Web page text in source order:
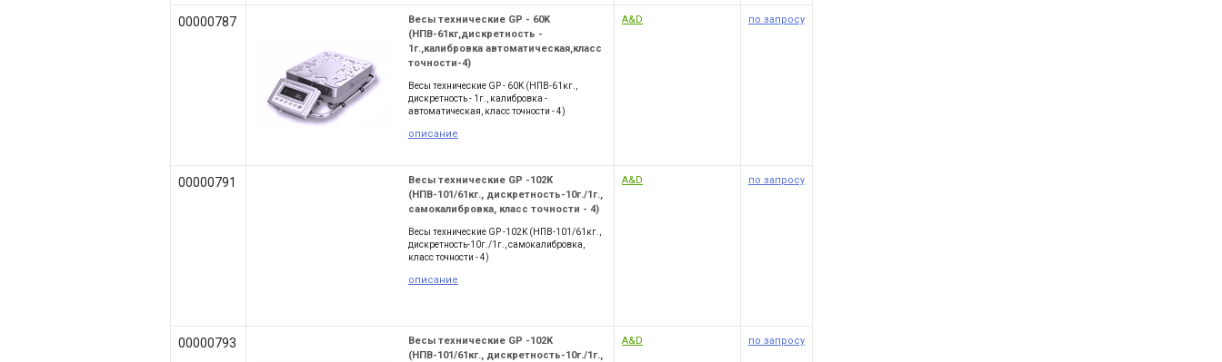
00000787
Весы технические GP - 60K
(НПВ-61кг,дискретность -
1г.,калибровка автоматическая,класс
точности-4)
Весы технические GP - 60K (НПВ-61кг.,
дискретность - 1г., калибровка -
автоматическая, класс точности - 4)
описание
A&D по запросу
00000791
Весы технические GP -102K
(НПВ-101/61кг., дискретность-10г./1г.,
самокалибровка, класс точности - 4)
Весы технические GP -102K (НПВ-101/61кг.,
дискретность-10г./1г., самокалибровка,
класс точности - 4)
описание
A&D по запросу
00000793
Весы технические GP -102K
(НПВ-101/61кг., дискретность-10г./1г.,
A&D по запросу